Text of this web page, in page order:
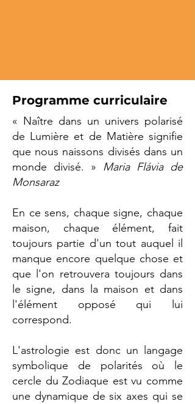
Programme curriculaire
« Naître dans un univers polarisé
de Lumière et de Matière signifie
que nous naissons divisés dans un
monde divisé. » Maria Flávia de
Monsaraz
En ce sens, chaque signe, chaque
maison, chaque élément, fait
toujours partie d'un tout auquel il
manque encore quelque chose et
que l'on retrouvera toujours dans
le signe, dans la maison et dans
l'élément opposé qui lui
correspond.
L'astrologie est donc un langage
symbolique de polarités où le
cercle du Zodiaque est vu comme
une dynamique de six axes qui se